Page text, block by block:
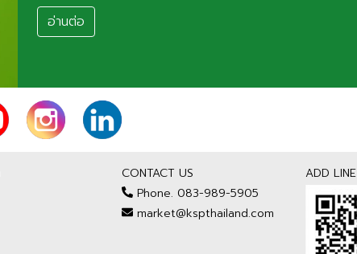
อ่านต่อ
CONTACT US
Phone. 083-989-5905
market@kspthailand.com
ADD LINE